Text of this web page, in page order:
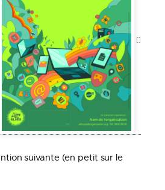
suivante (en petit sur le